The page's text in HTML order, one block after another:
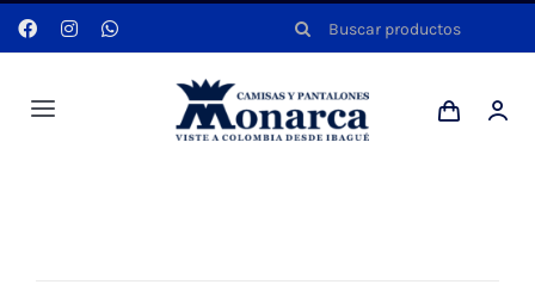
Saltar
al
Buscar:
Toggle